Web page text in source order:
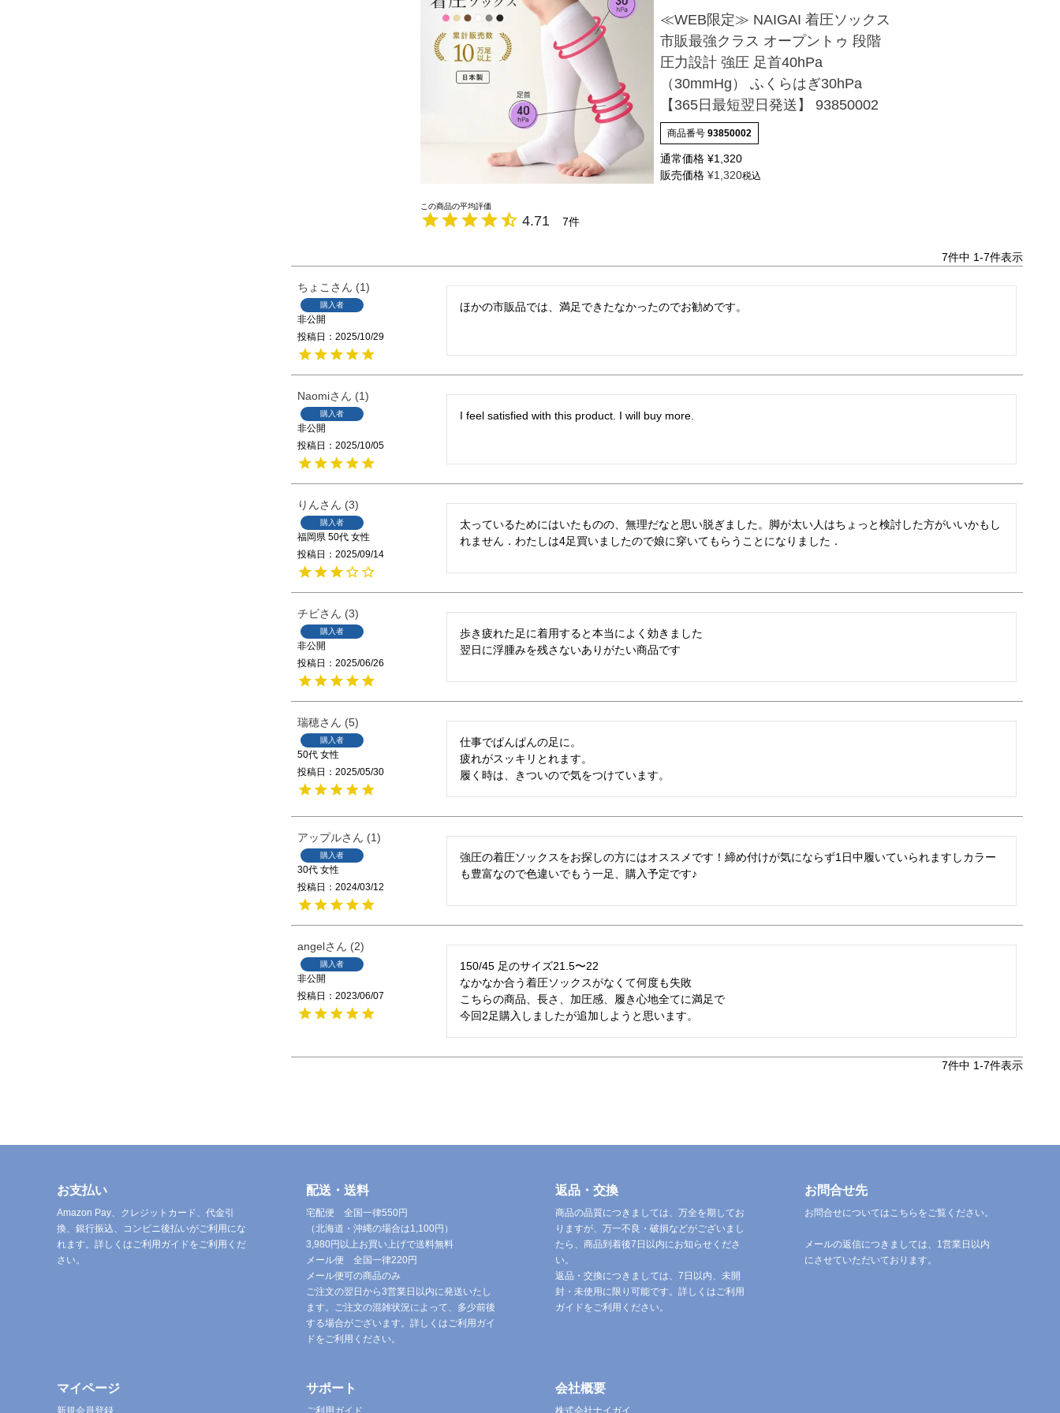
≪WEB限定≫ NAIGAI 着圧ソックス
市販最強クラス オープントゥ 段階
圧力設計 強圧 足首40hPa
（30mmHg） ふくらはぎ30hPa
【365日最短翌日発送】 93850002
商品番号 93850002
通常価格 ¥1,320
販売価格 ¥1,320税込
4.71 7
7件中 1-7件表示
ちょこ 1
購入者
非公開
投稿日
2025/10/29
ほかの市販品では、満足できたなかったのでお勧めです。
Naomi 1
購入者
非公開
投稿日
2025/10/05
I feel satisfied with this product. I will buy more.
りん 3
購入者
福岡県 50代 女性
投稿日
2025/09/14
太っているためにはいたものの、無理だなと思い脱ぎました。脚が太い人はちょっと検討した方がいいかもし
れません．わたしは4足買いましたので娘に穿いてもらうことになりました．
チビ 3
購入者
非公開
投稿日
2025/06/26
歩き疲れた足に着用すると本当によく効きました
翌日に浮腫みを残さないありがたい商品です
瑞穂 5
購入者
50代 女性
投稿日
2025/05/30
仕事でぱんぱんの足に。
疲れがスッキリとれます。
履く時は、きついので気をつけています。
アップル 1
購入者
30代 女性
投稿日
2024/03/12
強圧の着圧ソックスをお探しの方にはオススメです！締め付けが気にならず1日中履いていられますしカラー
も豊富なので色違いでもう一足、購入予定です♪
angel 2
購入者
非公開
投稿日
2023/06/07
150/45 足のサイズ21.5〜22
なかなか合う着圧ソックスがなくて何度も失敗
こちらの商品、長さ、加圧感、履き心地全てに満足で
今回2足購入しましたが追加しようと思います。
7件中 1-7件表示
お支払い
Amazon Pay、クレジットカード、代金引
換、銀行振込、コンビニ後払いがご利用にな
れます。詳しくはご利用ガイドをご利用くだ
さい。
配送・送料
宅配便 全国一律550円
（北海道・沖縄の場合は1,100円）
3,980円以上お買い上げで送料無料
メール便 全国一律220円
メール便可の商品のみ
ご注文の翌日から3営業日以内に発送いたし
ます。ご注文の混雑状況によって、多少前後
する場合がございます。詳しくはご利用ガイ
ドをご利用ください。
返品・交換
商品の品質につきましては、万全を期してお
りますが、万一不良・破損などがございまし
たら、商品到着後7日以内にお知らせくださ
い。
返品・交換につきましては、7日以内、未開
封・未使用に限り可能です。詳しくはご利用
ガイドをご利用ください。
お問合せ先
お問合せについてはこちらをご覧ください。
メールの返信につきましては、1営業日以内
にさせていただいております。
マイページ
新規会員登録
サポート
ご利用ガイド
会社概要
株式会社ナイガイ